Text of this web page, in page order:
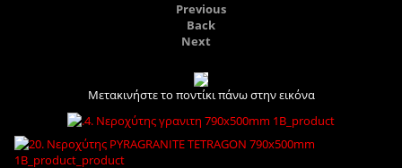
Previous
Back
Next
Μετακινήστε το ποντίκι πάνω στην εικόνα